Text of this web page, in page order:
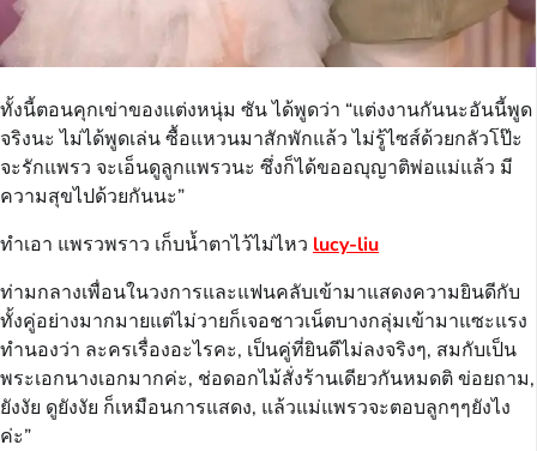
ทั้งนี้ตอนคุกเข่าของแต่งหนุ่ม ซัน ได้พูดว่า “แต่งงานกันนะอันนี้พูด
จริงนะ ไม่ได้พูดเล่น ซื้อแหวนมาสักพักแล้ว ไม่รู้ไซส์ด้วยกลัวโป๊ะ
จะรักแพรว จะเอ็นดูลูกแพรวนะ ซึ่งก็ได้ขออญุญาติพ่อแม่แล้ว มี
ความสุขไปด้วยกันนะ”
ทำเอา แพรวพราว เก็บน้ำตาไว้ไม่ไหว lucy-liu
ท่ามกลางเพื่อนในวงการและแฟนคลับเข้ามาแสดงความยินดีกับ
ทั้งคู่อย่างมากมายแต่ไม่วายก็เจอชาวเน็ตบางกลุ่มเข้ามาแซะแรง
ทำนองว่า ละครเรื่องอะไรคะ, เป็นคู่ที่ยินดีไม่ลงจริงๆ, สมกับเป็น
พระเอกนางเอกมากค่ะ, ช่อดอกไม้สั่งร้านเดียวกันหมดติ ข่อยถาม,
ยังงัย ดูยังงัย ก็เหมือนการแสดง, แล้วแม่แพรวจะตอบลูกๆๆยังไง
ค่ะ”